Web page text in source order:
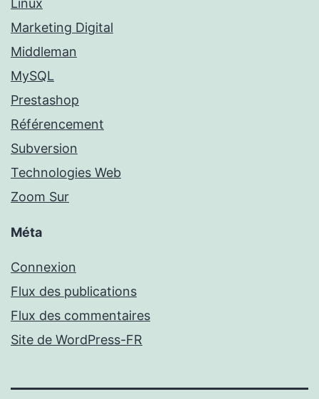
Marketing Digital
Middleman
MySQL
Prestashop
Référencement
Subversion
Technologies Web
Zoom Sur
Méta
Connexion
Flux des publications
Flux des commentaires
Site de WordPress-FR